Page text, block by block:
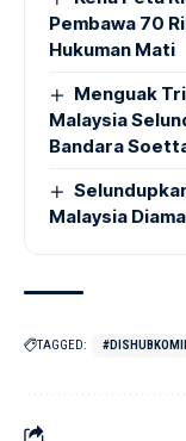
Pembawa 70
Hukuman Mati
Menguak
Malaysia
Bandara
Malaysia
TAGGED: